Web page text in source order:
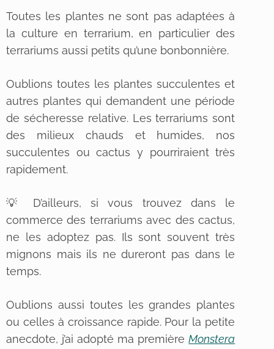
Toutes les plantes ne sont pas adaptées à
la culture en terrarium, en particulier des
terrariums aussi petits qu’une bonbonnière.
Oublions toutes les plantes succulentes et
autres plantes qui demandent une période
de sécheresse relative. Les terrariums sont
des milieux chauds et humides, nos
succulentes ou cactus y pourriraient très
rapidement.
💡 D’ailleurs, si vous trouvez dans le
commerce des terrariums avec des cactus,
ne les adoptez pas. Ils sont souvent très
mignons mais ils ne dureront pas dans le
temps.
Oublions aussi toutes les grandes plantes
ou celles à croissance rapide. Pour la petite
anecdote, j’ai adopté ma premièreMonstera